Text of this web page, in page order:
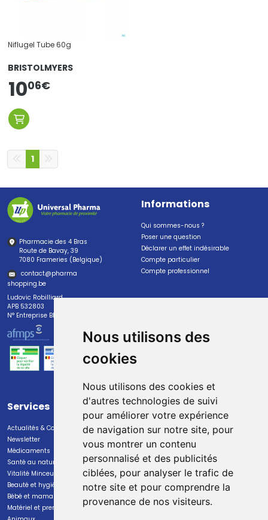
Nous utilisons des
cookies
Nous utilisons des cookies et
d'autres technologies de suivi
pour améliorer votre expérience
de navigation sur notre site, pour
vous montrer un contenu
personnalisé et des publicités
ciblées, pour analyser le trafic de
notre site et pour comprendre la
provenance de nos visiteurs.
Niflugel Tube 60g
BRISTOLMYERS
1006€
1
Pharmacie des 4 Bras
Route de Bavay, 39
7080 Frameries (Belgique)
contact@pharma
shopping.be
Ludovic Robilliard
APB 532803
N° Entreprise BE0447.382.113
Informations
Qui sommes-nous ?
Poser une question
Déclarer un effet indésirable
Compte particulier
Compte professionnel
Services
Actualités & Conseils
Newsletter
Médicaments
Santé au naturel
Vitalité Minceur Nutrition
Beauté et hygiène
Bébé et maman
Matériel et premiers soins
Paiement
Paiement sécurisé
Livraison